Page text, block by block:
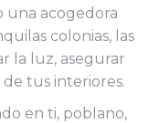
una acogedora
colonias, las
la luz, asegurar
de tus interiores.
en ti, poblano,